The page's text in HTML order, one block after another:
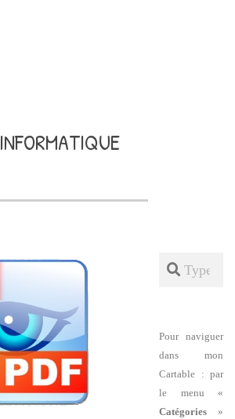
INFORMATIQUE
Search
Pour naviguer
dans mon
Cartable : par
le menu «
Catégories »